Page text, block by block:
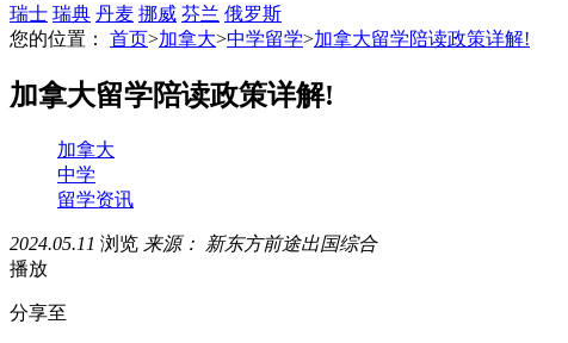
瑞士 瑞典 丹麦 挪威 芬兰 俄罗斯
您的位置： 首页>加拿大>中学留学>加拿大留学陪读政策详解!
加拿大留学陪读政策详解!
加拿大
中学
留学资讯
2024.05.11 浏览 来源： 新东方前途出国综合
播放
分享至